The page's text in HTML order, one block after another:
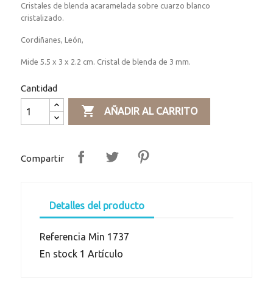
Cristales de blenda acaramelada sobre cuarzo blanco
cristalizado.
Cordiñanes, León,
Mide 5.5 x 3 x 2.2 cm. Cristal de blenda de 3 mm.
Cantidad
 AÑADIR AL CARRITO
Compartir
Detalles del producto
Referencia Min 1737
En stock 1 Artículo